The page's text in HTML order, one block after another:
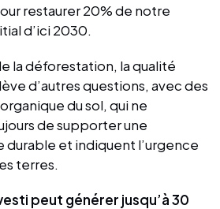
restaurer 20% de notre
d’ici 2030.
la déforestation, la qualité
d’autres questions, avec des
du sol, qui ne
de supporter une
et indiquent l’urgence
terres.
peut générer jusqu’à 30